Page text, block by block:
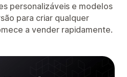
personalizáveis ​​e modelos
para criar qualquer
a vender rapidamente.